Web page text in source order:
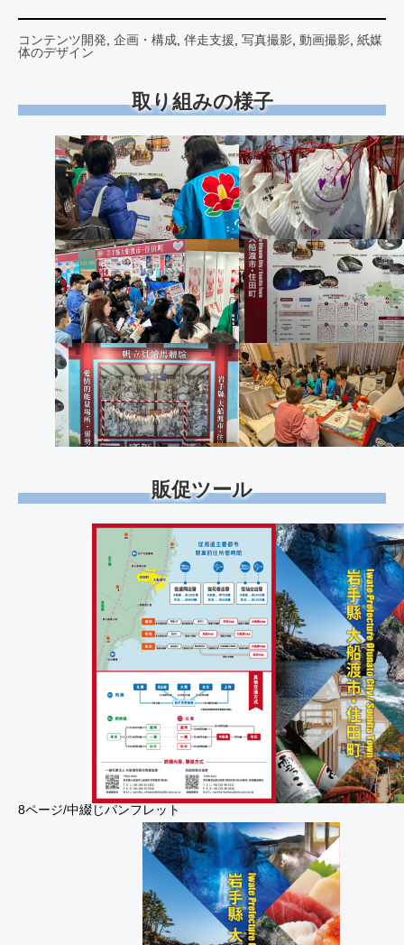
コンテンツ開発, 企画・構成, 伴走支援, 写真撮影, 動画撮影, 紙媒
体のデザイン
取り組みの様子
販促ツール
8ページ/中綴じパンフレット